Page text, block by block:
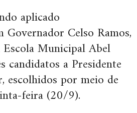
aplicado
Celso Ramos,
Municipal Abel
candidatos a Presidente
escolhidos por meio de
feira (20/9).